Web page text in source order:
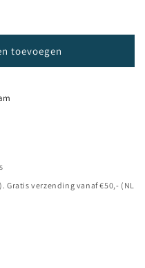
toevoegen
Gratis verzending vanaf €50,- (NL